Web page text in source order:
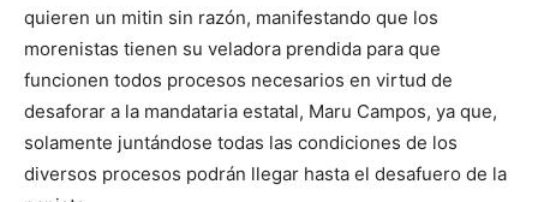
quieren un mitin sin razón, manifestando que los
morenistas tienen su veladora prendida para que
funcionen todos procesos necesarios en virtud de
desaforar a la mandataria estatal, Maru Campos, ya que,
solamente juntándose todas las condiciones de los
diversos procesos podrán llegar hasta el desafuero de la